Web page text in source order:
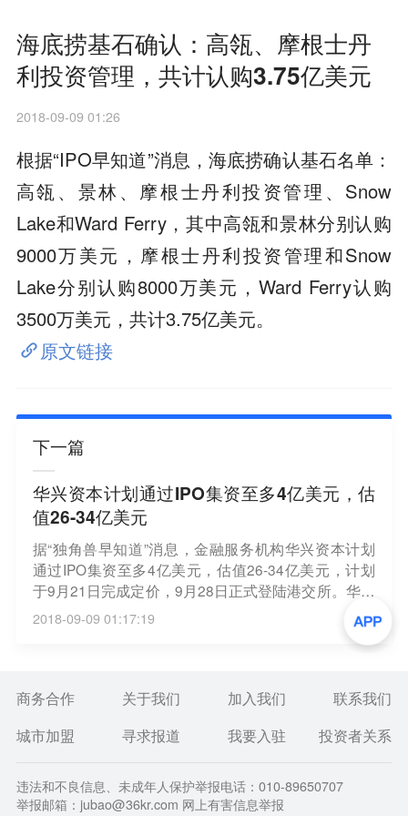
海底捞基石确认：高瓴、摩根士丹
利投资管理，共计认购3.75亿美元
2018-09-09 01:26
根据“IPO早知道”消息，海底捞确认基石名单：
高瓴、景林、摩根士丹利投资管理、Snow
Lake和Ward Ferry，其中高瓴和景林分别认购
9000万美元，摩根士丹利投资管理和Snow
Lake分别认购8000万美元，Ward Ferry认购
3500万美元，共计3.75亿美元。
原文链接
下一篇
华兴资本计划通过IPO集资至多4亿美元，估
值26-34亿美元
据“独角兽早知道”消息，金融服务机构华兴资本计划
通过IPO集资至多4亿美元，估值26-34亿美元，计划
于9月21日完成定价，9月28日正式登陆港交所。华兴
资本于6月25日正式向港交所提交IPO申请，主承销商
2018-09-09 01:17:19
商务合作 关于我们 加入我们
联系我们
城市加盟
寻求报道 我要入驻 投资者关系
违法和不良信息、未成年人保护举报电话：010-89650707
举报邮箱：jubao@36kr.com 网上有害信息举报